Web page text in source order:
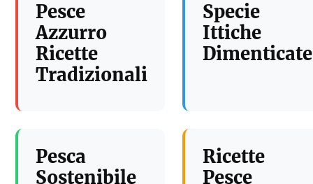
Pesce
Azzurro
Ricette
Tradizionali
Specie
Ittiche
Dimenticate
Pesca
Sostenibile
Ricette
Pesce